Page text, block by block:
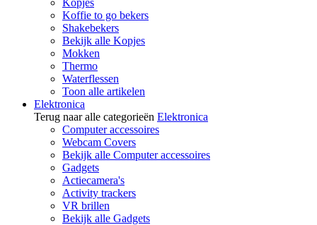
Kopjes
Koffie to go bekers
Shakebekers
Bekijk alle Kopjes
Mokken
Thermo
Waterflessen
Toon alle artikelen
Elektronica
Terug naar alle categorieën Elektronica
Computer accessoires
Webcam Covers
Bekijk alle Computer accessoires
Gadgets
Actiecamera's
Activity trackers
VR brillen
Bekijk alle Gadgets